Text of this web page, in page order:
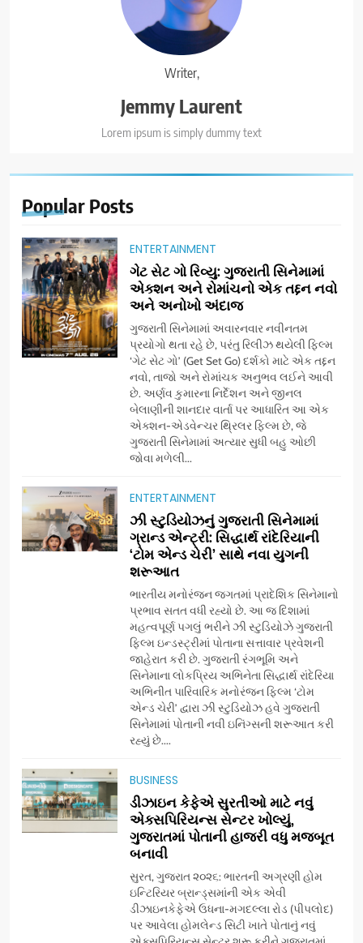
Writer,
Jemmy Laurent
Lorem ipsum is simply dummy text
Popular Posts
ENTERTAINMENT
ગેટ સેટ ગો રિવ્યુ: ગુજરાતી સિનેમામાં
એક્શન અને રોમાંચનો એક તદ્દન નવો
અને અનોખો અંદાજ
ગુજરાતી સિનેમામાં અવારનવાર નવીનતમ
પ્રયોગો થતા રહે છે, પરંતુ રિલીઝ થયેલી ફિલ્મ
‘ગેટ સેટ ગો’ (Get Set Go) દર્શકો માટે એક તદ્દન
નવો, તાજો અને રોમાંચક અનુભવ લઈને આવી
છે. અર્ણવ કુમારના નિર્દેશન અને જીનલ
બેલાણીની શાનદાર વાર્તા પર આધારિત આ એક
એક્શન-એડવેન્ચર થ્રિલર ફિલ્મ છે, જે
ગુજરાતી સિનેમામાં અત્યાર સુધી બહુ ઓછી
જોવા મળેલી...
ENTERTAINMENT
ઝી સ્ટુડિયોઝનું ગુજરાતી સિનેમામાં
ગ્રાન્ડ એન્ટ્રી: સિદ્ધાર્થ રાંદેરિયાની
‘ટોમ એન્ડ ચેરી’ સાથે નવા યુગની
શરૂઆત
ભારતીય મનોરંજન જગતમાં પ્રાદેશિક સિનેમાનો
પ્રભાવ સતત વધી રહ્યો છે. આ જ દિશામાં
મહત્વપૂર્ણ પગલું ભરીને ઝી સ્ટુડિયોઝે ગુજરાતી
ફિલ્મ ઇન્ડસ્ટ્રીમાં પોતાના સત્તાવાર પ્રવેશની
જાહેરાત કરી છે. ગુજરાતી રંગભૂમિ અને
સિનેમાના લોકપ્રિય અભિનેતા સિદ્ધાર્થ રાંદેરિયા
અભિનીત પારિવારિક મનોરંજન ફિલ્મ ‘ટોમ
એન્ડ ચેરી’ દ્વારા ઝી સ્ટુડિયોઝ હવે ગુજરાતી
સિનેમામાં પોતાની નવી ઇનિંગ્સની શરૂઆત કરી
રહ્યું છે....
BUSINESS
ડીઝાઇન કેફેએ સુરતીઓ માટે નવું
એક્સપિરિયન્સ સેન્ટર ખોલ્યું,
ગુજરાતમાં પોતાની હાજરી વધુ મજબૂત
બનાવી
સુરત, ગુજરાત ૨૦૨૬: ભારતની અગ્રણી હોમ
ઇન્ટિરિયર બ્રાન્ડ્સમાંની એક એવી
ડીઝાઇનકેફેએ ઉધના-મગદલ્લા રોડ (પીપલોદ)
પર આવેલા હોમલેન્ડ સિટી ખાતે પોતાનું નવું
5
ડો. મિતાલી નાગ (આર્ક ઇવેન્ટ્સ)
દ્વારા કિશોર કુમારની જન્મજયંતિ
નિમિત્તે સંગીતમય શ્રદ્ધાંજલિ
AHMEDABAD
177 દેશો અને 52 લાખ દર્શકો:
ગુજરાતી OTT પ્લેટફોર્મ ‘જોજો’
(JOJO) નો વિશ્વભરમાં દબદબો
BUSINESS
અમદાવાદમાં યોજાયેલા ‘ઓકલ્ટ
ટેરોટ રીડર પુનિતજી લુલ્લા એ ટેરોટ
કાર્ડ રીડિંગ અંગે માહિતી આપી
AHMEDABAD
8
ગ્લોબલ એક્સેલન્સ ફોરમ દ્વારા
નેશનલ લીડરશિપ કોન્કલેવ તથા
ભારત સમ્માન ૨૦૨૬નો ભવ્ય અને
પ્રતિષ્ઠિત કાર્યક્રમ નવી દિલ્હીમાં
સફળતાપૂર્વક યોજાયો
BUSINESS